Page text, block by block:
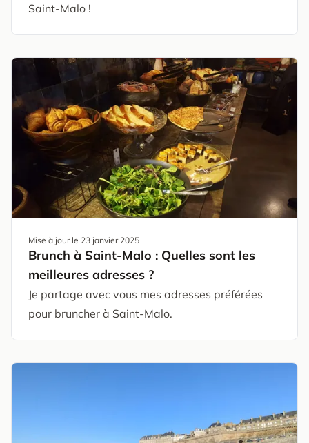
Saint-Malo !
Mise à jour le 23 janvier 2025
Brunch à Saint-Malo : Quelles sont les
meilleures adresses ?
Je partage avec vous mes adresses préférées
pour bruncher à Saint-Malo.